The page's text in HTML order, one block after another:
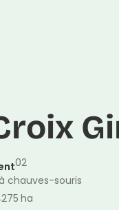
02
chauves-souris
ha